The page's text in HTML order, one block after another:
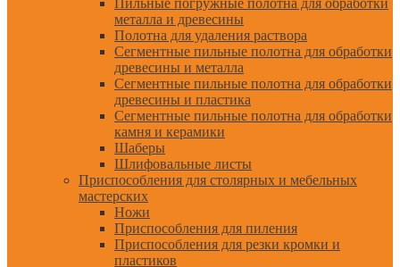
Пильные погружные полотна для обработки
металла и древесины
Полотна для удаления раствора
Сегментные пильные полотна для обработки
древесины и металла
Сегментные пильные полотна для обработки
древесины и пластика
Сегментные пильные полотна для обработки
камня и керамики
Шаберы
Шлифовальные листы
Приспособления для столярных и мебельных
мастерских
Ножи
Приспособления для пиления
Приспособления для резки кромки и
пластиков